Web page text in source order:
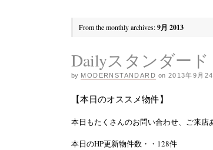
From the monthly archives:9月 2013
Dailyスタンダー
by MODERNSTANDARD on 2013年9月24
【本日のオススメ物件】
本日もたくさんのお問い合わせ、ご来店
本日のHP更新物件数・・128件